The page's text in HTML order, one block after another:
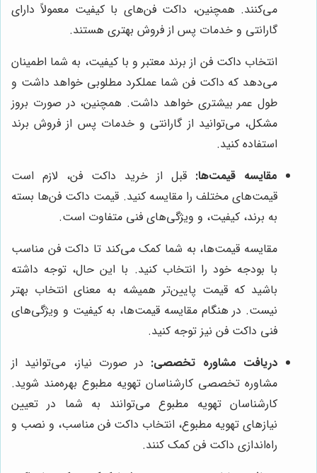
می‌کنند. همچنین، داکت فن‌های با کیفیت معمولاً دارای
گارانتی و خدمات پس از فروش بهتری هستند.
انتخاب داکت فن از برند معتبر و با کیفیت، به شما اطمینان
می‌دهد که داکت فن شما عملکرد مطلوبی خواهد داشت و
طول عمر بیشتری خواهد داشت. همچنین، در صورت بروز
مشکل، می‌توانید از گارانتی و خدمات پس از فروش برند
استفاده کنید.
مقایسه قیمت‌ها: قبل از خرید داکت فن، لازم است
قیمت‌های مختلف را مقایسه کنید. قیمت داکت فن‌ها بسته
به برند، کیفیت، و ویژگی‌های فنی متفاوت است.
مقایسه قیمت‌ها، به شما کمک می‌کند تا داکت فن مناسب
با بودجه خود را انتخاب کنید. با این حال، توجه داشته
باشید که قیمت پایین‌تر همیشه به معنای انتخاب بهتر
نیست. در هنگام مقایسه قیمت‌ها، به کیفیت و ویژگی‌های
فنی داکت فن نیز توجه کنید.
دریافت مشاوره تخصصی: در صورت نیاز، می‌توانید از
مشاوره تخصصی کارشناسان تهویه مطبوع بهره‌مند شوید.
کارشناسان تهویه مطبوع می‌توانند به شما در تعیین
نیازهای تهویه مطبوع، انتخاب داکت فن مناسب، و نصب و
راه‌اندازی داکت فن کمک کنند.